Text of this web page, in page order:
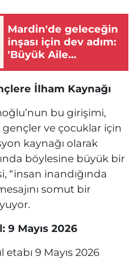
Mardin'de geleceğin
inşası için dev adım:
'Büyük Aile
İlham Kaynağı
bu girişimi,
gençler ve çocuklar için
kaynağı olarak
böylesine büyük bir
“insan inandığında
somut bir
9 Mayıs 2026
9 Mayıs 2026